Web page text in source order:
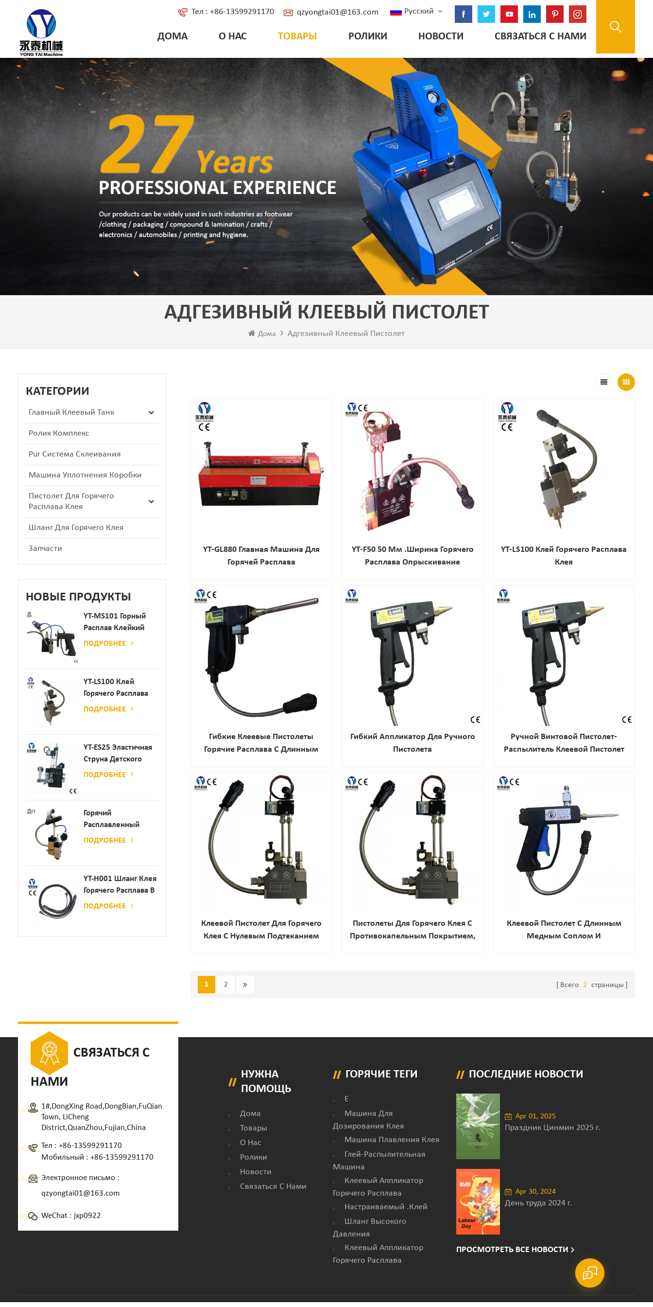
Русский
Тел : +86-13599291170 qzyongtai01@163.com
ДОМА О НАС ТОВАРЫ РОЛИКИ НОВОСТИ СВЯЗАТЬСЯ С НАМИ
АДГЕЗИВНЫЙ КЛЕЕВЫЙ ПИСТОЛЕТ
Дома Адгезивный Клеевый Пистолет
КАТЕГОРИИ
Главный Клеевый Танк
Ролик Комплекс
Pur Система Склеивания
Машина Уплотнения Коробки
Пистолет Для Горячего
Расплава Клея
Шланг Для Горячего Клея
Запчасти
НОВЫЕ ПРОДУКТЫ
YT-MS101 Горный
Расплав Клейкий
Распылительный
ПОДРОБНЕЕ
YT-LS100 Клей
Горячего Расплава
Клея
ПОДРОБНЕЕ
YT-ES25 Эластичная
Струна Детского
Пеленки
ПОДРОБНЕЕ
Горячий
Расплавленный
Клей
ПОДРОБНЕЕ
YT-H001 Шланг Клея
Горячего Расплава В
Сочетании С
ПОДРОБНЕЕ
YT-GL880 Главная Машина Для
Горячей Расплава
YT-F50 50 Мм .Ширина Горячего
Расплава Опрыскивание
YT-LS100 Клей Горячего Расплава
Клея
Гибкие Клеевые Пистолеты
Горячие Расплава С Длинным
Гибкий Аппликатор Для Ручного
Пистолета
Ручной Винтовой Пистолет-
Распылитель Клеевой Пистолет
Нанесения Клея-Расплава
Пистолет-Распылитель
Клеевой Пистолет Для Горячего
Клея С Нулевым Подтеканием
Пистолеты Для Горячего Клея С
Противокапельным Покрытием,
Клеевой Пистолет С Длинным
Медным Соплом И
1 2 Всего 2 страницы
СВЯЗАТЬСЯ С
НАМИ
1#,DongXing Road,DongBian,FuQian
Town, LiCheng
District,QuanZhou,Fujian,China
Тел : +86-13599291170
Мобильный : +86-13599291170
Электронное письмо :
qzyongtai01@163.com
WeChat : jxp0922
НУЖНА
ПОМОЩЬ
Дома
Товары
О Нас
Ролики
Новости
Связаться С Нами
ГОРЯЧИЕ ТЕГИ
E
Машина Для
Дозирования Клея
Машина Плавления Клея
Глей-Распылительная
Машина
Клеевый Аппликатор
Горячего Расплава
Настраиваемый .клей
Шланг Высокого
Давления
Клеевый Аппликатор
Горячего Расплава
ПОСЛЕДНИЕ НОВОСТИ
Apr 01, 2025
Праздник Цинмин 2025 г.
Apr 30, 2024
День труда 2024 г.
ПРОСМОТРЕТЬ ВСЕ НОВОСТИ